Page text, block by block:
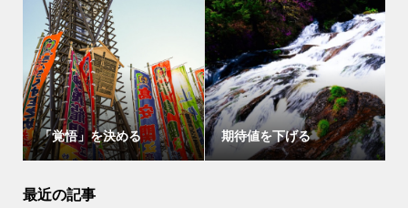
「覚悟」を決める 期待値を下げる
最近の記事